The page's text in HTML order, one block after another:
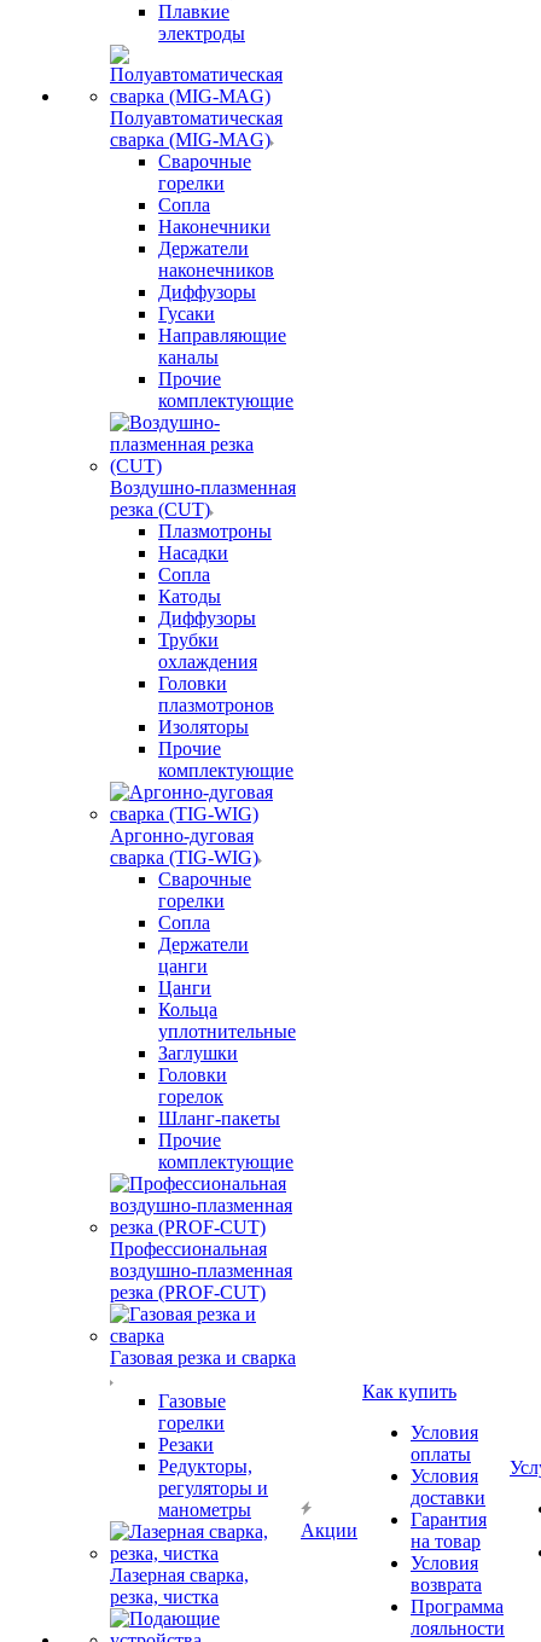
Плавкие
электроды
Полуавтоматическая
сварка (MIG-MAG)
Сварочные
горелки
Сопла
Наконечники
Держатели
наконечников
Диффузоры
Гусаки
Направляющие
каналы
Прочие
комплектующие
Воздушно-плазменная
резка (CUT)
Плазмотроны
Насадки
Сопла
Катоды
Диффузоры
Трубки
охлаждения
Головки
плазмотронов
Изоляторы
Прочие
комплектующие
Аргонно-дуговая
сварка (TIG-WIG)
Сварочные
горелки
Сопла
Держатели
цанги
Цанги
Кольца
уплотнительные
Заглушки
Головки
горелок
Шланг-пакеты
Прочие
комплектующие
Профессиональная
воздушно-плазменная
резка (PROF-CUT)
Газовая резка и сварка
Газовые
горелки
Резаки
Редукторы,
регуляторы и
манометры
Лазерная сварка,
резка, чистка
Акции
Как купить
Условия
оплаты
Условия
доставки
Гарантия
на товар
Условия
возврата
Программа
лояльности